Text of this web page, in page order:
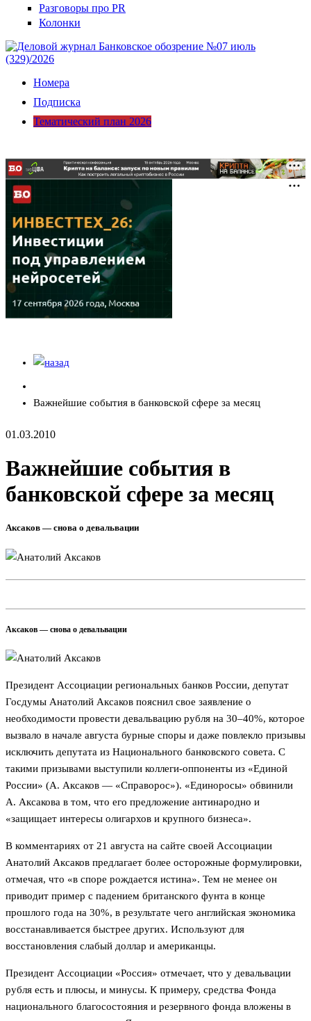
Разговоры про PR
Колонки
Номера
Подписка
Тематический план 2026
Важнейшие события в банковской сфере за месяц
01.03.2010
Важнейшие события в
банковской сфере за месяц
Аксаков — снова о девальвации
Аксаков — снова о девальвации
Президент Ассоциации региональных банков России, депутат
Госдумы Анатолий Аксаков пояснил свое заявление о
необходимости провести девальвацию рубля на 30–40%, которое
вызвало в начале августа бурные споры и даже повлекло призывы
исключить депутата из Национального банковского совета. С
такими призывами выступили коллеги-оппоненты из «Единой
России» (А. Аксаков — «Справорос»). «Единоросы» обвинили
А. Аксакова в том, что его предложение антинародно и
«защищает интересы олигархов и крупного бизнеса».
В комментариях от 21 августа на сайте своей Ассоциации
Анатолий Аксаков предлагает более осторожные формулировки,
отмечая, что «в споре рождается истина». Тем не менее он
приводит пример с падением британского фунта в конце
прошлого года на 30%, в результате чего английская экономика
восстанавливается быстрее других. Используют для
восстановления слабый доллар и американцы.
Президент Ассоциации «Россия» отмечает, что у девальвации
рубля есть и плюсы, и минусы. К примеру, средства Фонда
национального благосостояния и резервного фонда вложены в